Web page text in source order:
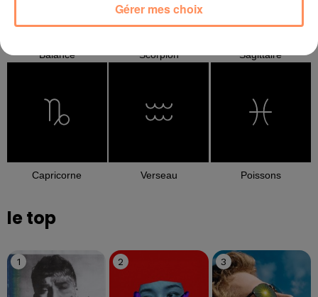
Balance Scorpion Sagittaire
Capricorne Verseau Poissons
le top
1 2 3
Gérer mes choix